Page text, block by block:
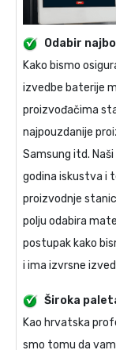
Odabir
Kako bismo
izvedbe baterije
proizvođačima
najpouzdanije
Samsung itd.
godina iskustva i
proizvodnje
polju odabira
postupak kako
i ima izvrsne
Široka
Kao hrvatska
smo tomu da